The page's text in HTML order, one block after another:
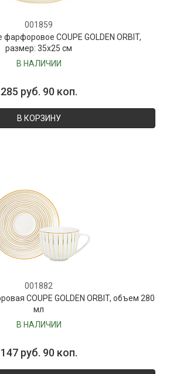
001859
COUPE GOLDEN ORBIT,
размер: 35х25 см
В НАЛИЧИИ
285 руб. 90 коп.
В КОРЗИНУ
001882
COUPE GOLDEN ORBIT, объем 280
мл
В НАЛИЧИИ
147 руб. 90 коп.